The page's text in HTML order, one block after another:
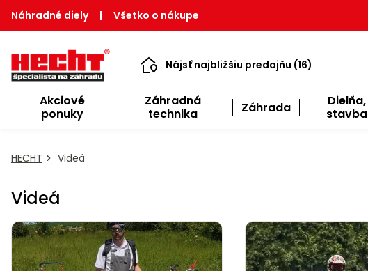
Náhradné diely | Všetko o nákupe
Nájsť najbližšiu predajňu (16)
Akciové
ponuky
Záhradná
technika
Záhrada
Dielňa,
stavba
HECHT Videá
Videá